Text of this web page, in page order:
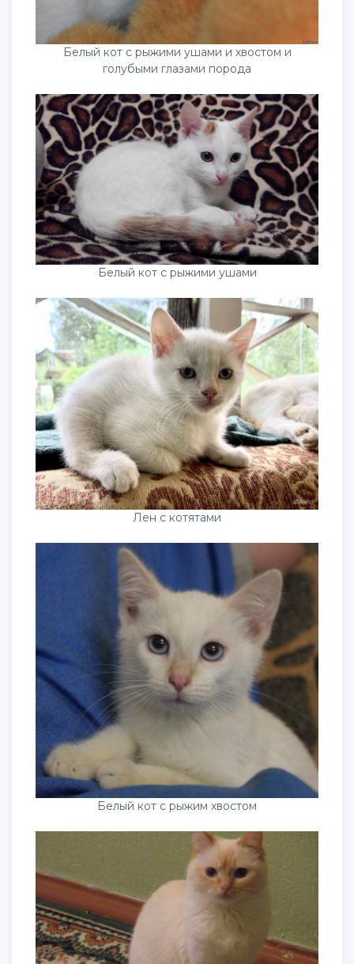
Белый кот с рыжими ушами и хвостом и
голубыми глазами порода
Белый кот с рыжими ушами
Лен с котятами
Белый кот с рыжим хвостом